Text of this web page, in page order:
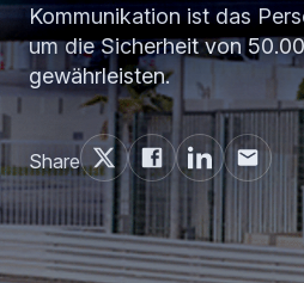
Kommunikation ist das
um die Sicherheit von
gewährleisten.
Share